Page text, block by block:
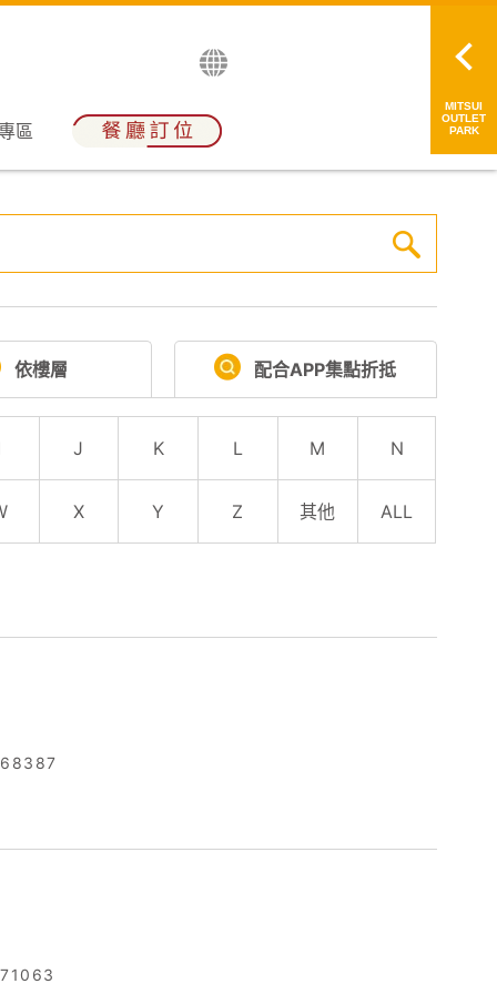
區
MITSUI
OUTLET
PARK
依樓層 配合APP集點折抵
J K L M N
X Y Z 其他 ALL